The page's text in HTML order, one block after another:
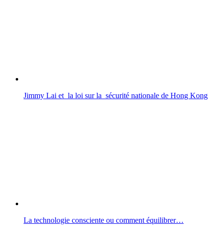
Jimmy Lai et la loi sur la sécurité nationale de Hong Kong
La technologie consciente ou comment équilibrer…